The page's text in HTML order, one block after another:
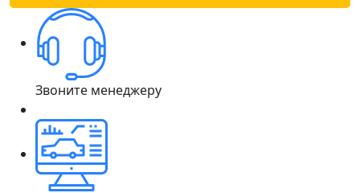
Звоните менеджеру